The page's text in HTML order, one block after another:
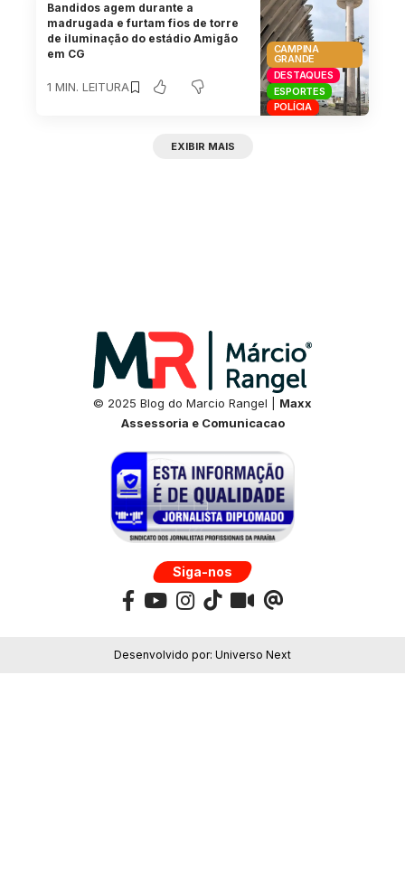
CAMPINA
GRANDE
DESTAQUES
ESPORTES
POLÍCIA
Bandidos agem durante a
madrugada e furtam fios de torre
de iluminação do estádio Amigão
em CG
1 MIN. LEITURA
EXIBIR MAIS
© 2025 Blog do Marcio Rangel | Maxx
Assessoria e Comunicacao
Siga-nos
Desenvolvido por: Universo Next